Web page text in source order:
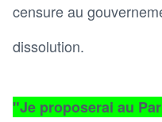
censure au
dissolution.
"Je proposerai au